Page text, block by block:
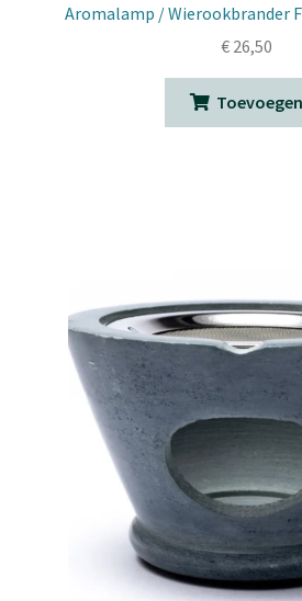
Aromalamp / Wierookbrander
€26,50
Toevoegen